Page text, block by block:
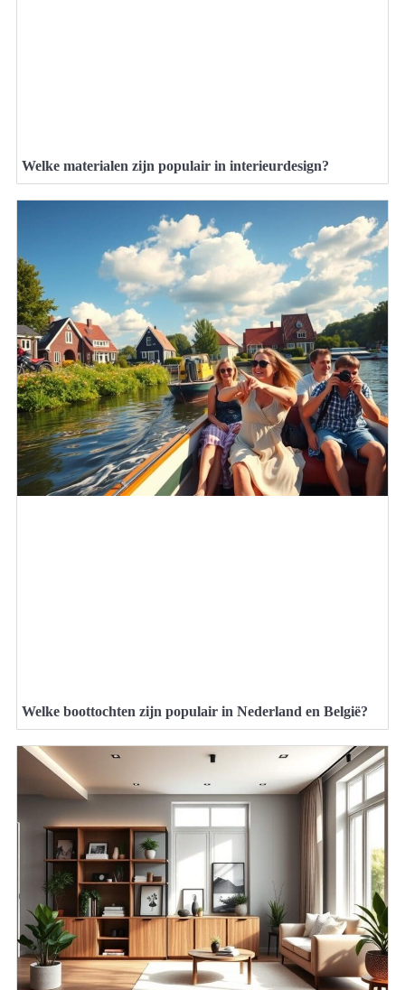
Welke materialen zijn populair in interieurdesign?
Welke boottochten zijn populair in Nederland en België?